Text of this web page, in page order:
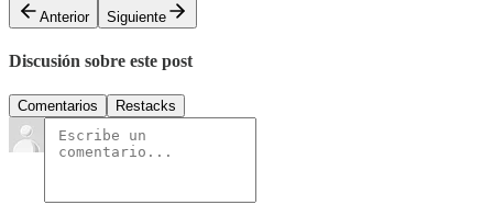
Anterior
Siguiente
Discusión sobre este post
Comentarios Restacks